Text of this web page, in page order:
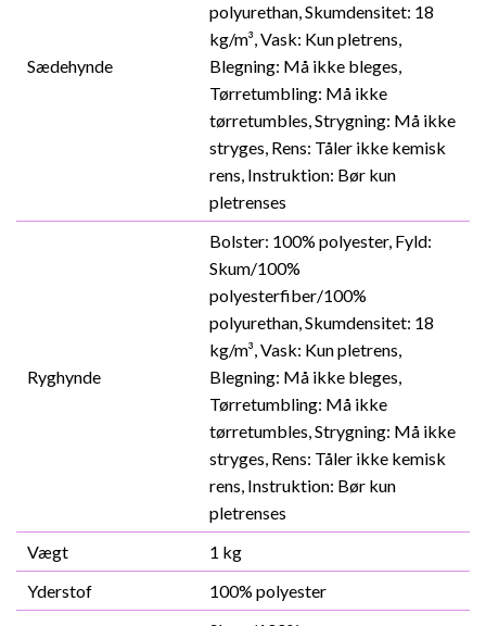
Sædehynde
polyurethan, Skumdensitet: 18
kg/m³, Vask: Kun pletrens,
Blegning: Må ikke bleges,
Tørretumbling: Må ikke
tørretumbles, Strygning: Må ikke
stryges, Rens: Tåler ikke kemisk
rens, Instruktion: Bør kun
pletrenses
Ryghynde
Bolster: 100% polyester, Fyld:
Skum/100%
polyesterfiber/100%
polyurethan, Skumdensitet: 18
kg/m³, Vask: Kun pletrens,
Blegning: Må ikke bleges,
Tørretumbling: Må ikke
tørretumbles, Strygning: Må ikke
stryges, Rens: Tåler ikke kemisk
rens, Instruktion: Bør kun
pletrenses
Vægt
1 kg
Yderstof
100% polyester